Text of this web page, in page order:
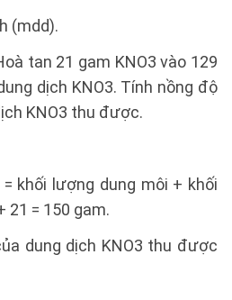
(mdd).
tan 21 gam KNO3 vào 129
dịch KNO3. Tính nồng độ
KNO3 thu được.
khối lượng dung môi + khối
21 = 150 gam.
dung dịch KNO3 thu được